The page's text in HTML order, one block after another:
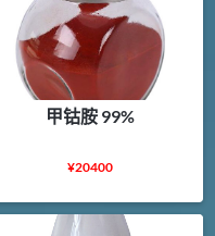
甲钴胺 99%
¥20400